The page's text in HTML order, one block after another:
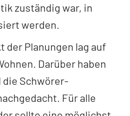
zuständig war, in
werden.
der Planungen lag auf
Darüber haben
die Schwörer-
Für alle